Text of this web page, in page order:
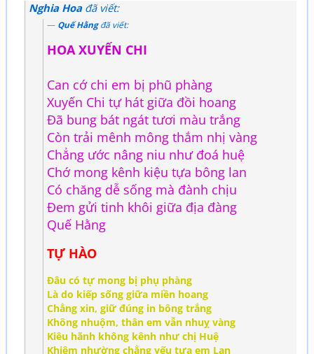
Nghia Hoađã viết:
Quế Hằngđã viết:
HOA XUYẾN CHI
Can cớ chi em bị phũ phàng
Xuyến Chi tự hát giữa đồi hoang
Đã bung bát ngát tươi màu trắng
Còn trải mênh mông thắm nhị vàng
Chẳng ước nâng niu như đoá huệ
Chớ mong kênh kiệu tựa bông lan
Có chăng dễ sống mà đành chịu
Đem gửi tinh khôi giữa địa đàng
Quế Hằng
TỰ HÀO
Đâu có tự mong bị phụ phàng
Là do kiếp sống giữa miền hoang
Chẳng xin, giữ đúng in bông trắng
Không nhuộm, thân em vẫn nhuỵ vàng
Kiêu hãnh không kênh như chị Huệ
Khiêm nhường chẳng yếu tựa em Lan